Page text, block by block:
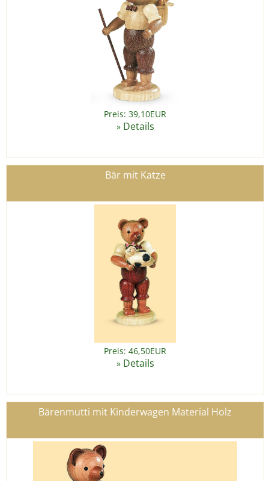
Preis: 39,10EUR
» Details
Bär mit Katze
Preis: 46,50EUR
» Details
Bärenmutti mit Kinderwagen Material Holz